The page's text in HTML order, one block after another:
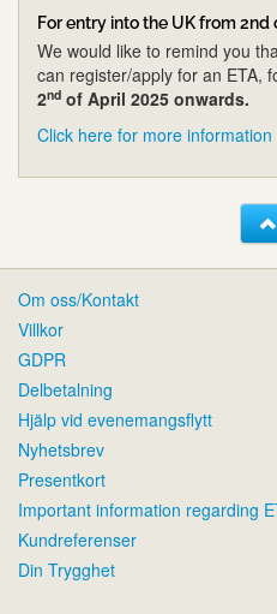
For entry into the UK from 2nd
We would like to remind you
can register/apply for an ETA,
2nd of April 2025 onwards.
Click here for more information
Om oss/Kontakt
Villkor
GDPR
Delbetalning
Hjälp vid evenemangsflytt
Nyhetsbrev
Presentkort
Important information regarding
Kundreferenser
Din Trygghet